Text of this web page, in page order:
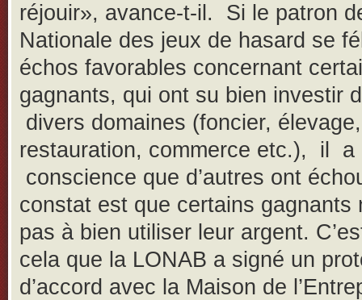
réjouir», avance-t-il. Si le patron
Nationale des jeux de hasard se
échos favorables concernant
gagnants, qui ont su bien investir
divers domaines (foncier, élevage,
restauration, commerce etc.), il a
conscience que d’autres ont
constat est que certains gagnants
pas à bien utiliser leur argent.
cela que la LONAB a signé un
d’accord avec la Maison de